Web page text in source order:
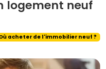
logement neuf
acheter de l'immobilier neuf ?